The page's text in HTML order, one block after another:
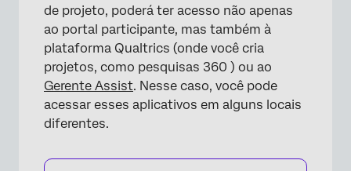
de projeto, poderá ter acesso não apenas
ao portal participante, mas também à
plataforma Qualtrics (onde você cria
projetos, como pesquisas 360 ) ou ao
Gerente Assist. Nesse caso, você pode
acessar esses aplicativos em alguns locais
diferentes.